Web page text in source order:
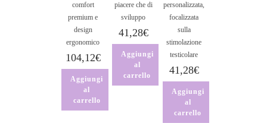
comfort
premium e
design
ergonomico
104,12€
Aggiungi
al
carrello
piacere che di
sviluppo
41,28€
Aggiungi
al
carrello
personalizzata,
focalizzata
sulla
stimolazione
testicolare
41,28€
Aggiungi
al
carrello